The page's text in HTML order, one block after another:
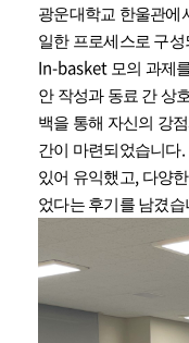
광운대학교 한울관에
일한 프로세스로 구성
In-basket 모의 과제
안 작성과 동료 간 상
백을 통해 자신의 강
간이 마련되었습니다.
있어 유익했고, 다양
었다는 후기를 남겼습